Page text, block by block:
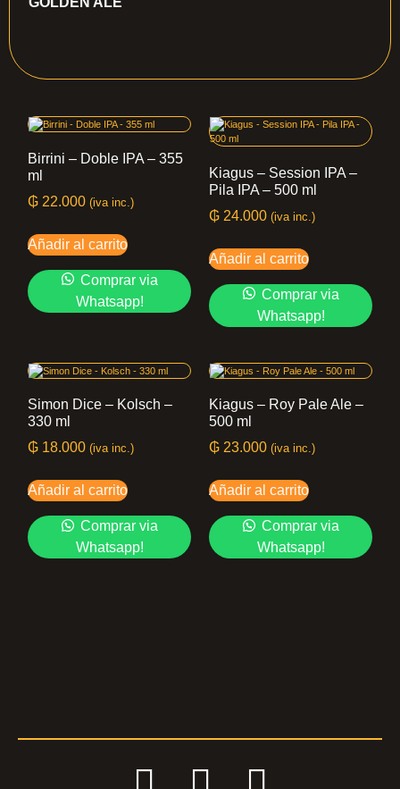
Birrini – Doble IPA – 355
ml
₲ 22.000 (iva inc.)
Añadir al carrito
Comprar via
Whatsapp!
Kiagus – Session IPA –
Pila IPA – 500 ml
₲ 24.000 (iva inc.)
Añadir al carrito
Comprar via
Whatsapp!
Simon Dice – Kolsch –
330 ml
₲ 18.000 (iva inc.)
Añadir al carrito
Comprar via
Whatsapp!
Kiagus – Roy Pale Ale –
500 ml
₲ 23.000 (iva inc.)
Añadir al carrito
Comprar via
Whatsapp!